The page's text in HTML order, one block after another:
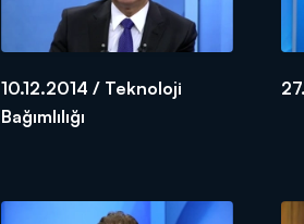
10.12.2014 / Teknoloji
Bağımlılığı